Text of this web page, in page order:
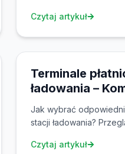
mocy do 1,2 MW — od
Czytaj artykuł
Terminale
ładowania –
przewodnik po
Jak wybrać
stacji ładowania?
zbliżeniowych przez
Czytaj artykuł